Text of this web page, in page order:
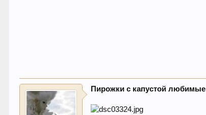
Пирожки с капустой любимые